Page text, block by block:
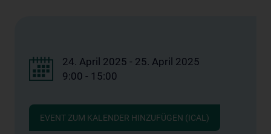
24. April 2025 - 25. April 2025
9:00 - 15:00
EVENT ZUM KALENDER HINZUFÜGEN (ICAL)